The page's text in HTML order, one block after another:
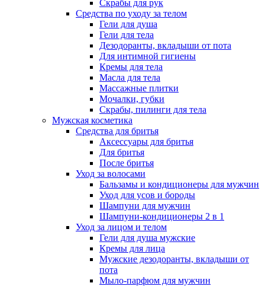
Скрабы для рук
Средства по уходу за телом
Гели для душа
Гели для тела
Дезодоранты, вкладыши от пота
Для интимной гигиены
Кремы для тела
Масла для тела
Массажные плитки
Мочалки, губки
Скрабы, пилинги для тела
Мужская косметика
Средства для бритья
Аксессуары для бритья
Для бритья
После бритья
Уход за волосами
Бальзамы и кондиционеры для мужчин
Уход для усов и бороды
Шампуни для мужчин
Шампуни-кондиционеры 2 в 1
Уход за лицом и телом
Гели для душа мужские
Кремы для лица
Мужские дезодоранты, вкладыши от
пота
Мыло-парфюм для мужчин